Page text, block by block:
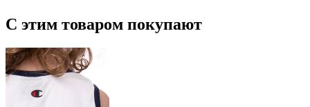
С этим товаром покупают